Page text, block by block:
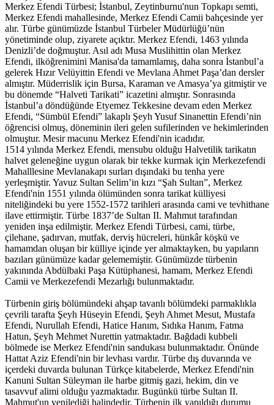
Merkez Efendi Türbesi; İstanbul, Zeytinburnu'nun Topkapı semti,
Merkez Efendi mahallesinde, Merkez Efendi Camii bahçesinde yer
alır. Türbe günümüzde İstanbul Türbeler Müdürlüğü’nün
yönetiminde olup, ziyarete açıktır. Merkez Efendi, 1463 yılında
Denizli’de doğmuştur. Asıl adı Musa Muslihittin olan Merkez
Efendi, ilköğrenimini Manisa'da tamamlamış, daha sonra İstanbul’a
gelerek Hızır Velüyittin Efendi ve Mevlana Ahmet Paşa’dan dersler
almıştır. Müderrislik için Bursa, Karaman ve Amasya’ya gitmiştir ve
bu dönemde “Halveti Tarikati” icazetini almıştır. Sonrasında
İstanbul’a döndüğünde Etyemez Tekkesine devam eden Merkez
Efendi, “Sümbül Efendi” lakaplı Şeyh Yusuf Sinanettin Efendi’nin
öğrencisi olmuş, döneminin ileri gelen sufilerinden ve hekimlerinden
olmuştur. Mesir macunu Merkez Efendi'nin icadıdır.
1514 yılında Merkez Efendi, mensubu olduğu Halvetilik tarikatın
halvet geleneğine uygun olarak bir tekke kurmak için Merkezefendi
Mahalllesine Mevlanakapı surları dışındaki bu tenha yere
yerleşmiştir. Yavuz Sultan Selim’in kızı “Şah Sultan”, Merkez
Efendi'nin 1551 yılında ölümünden sonra tarikat külliyesi
niteliğindeki bu yere 1552-1572 tarihleri arasında cami ve tevhithane
ilave ettirmiştir. Türbe 1837’de Sultan II. Mahmut tarafından
yeniden inşa edilmiştir. Merkez Efendi Türbesi, cami, türbe,
çilehane, şadırvan, mutfak, derviş hücreleri, hünkâr köşkü ve
hamamdan oluşan bir külliye içinde yer almaktayken, bu yapıların
bazıları günümüze kadar gelememiştir. Günümüzde türbenin
yakınında Abdülbaki Paşa Kütüphanesi, hamam, Merkez Efendi
Camii ve Merkezefendi Mezarlığı bulunmaktadır.
Türbenin giriş bölümündeki ahşap tavanlı bölümdeki parmaklıkla
çevrili tarafta Şeyh Hüseyin Efendi, Şeyh Ahmet Mesut, Mustafa
Efendi, Nurullah Efendi, Hatice Hanım, Sıdıka Hanım, Fatma
Hatun, Şeyh Mehmet Nurettin yatmaktadır. Bağdadi kubbeli
bölmede ise Merkez Efendi'nin sandukası bulunmaktadır. Önünde
Hattat Aziz Efendi'nin bir levhası vardır. Türbe dış duvarında ve
içerdeki duvarda bulunan Türkçe kitabelerde, Merkez Efendi'nin
Kanuni Sultan Süleyman ile harbe gitmiş gazi, hekim, din ve
tasavvuf alimi olduğu yazmaktadır. Bugünkü türbe Sultan II.
Mahmut'un yenilediği halindedir. Türbenin ilk yapıldığı durumu